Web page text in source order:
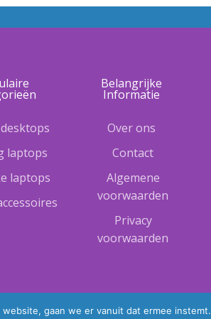
laptops
laptops
Belangrijke
Informatie
Over ons
Contact
Algemene
voorwaarden
Privacy
voorwaarden
gaan we er vanuit dat ermee instemt.